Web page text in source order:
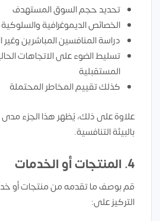
تحديد حجم السوق المستهدف
الخصائص الديموغرافية
دراسة المنافسين المباشرين وغير
تسليط الضوء على الاتجاهات
المستقبلية
كذلك تقييم المخاطر المحتملة
علاوة على ذلك، يُظهر هذا الجزء
بالبيئة التنافسية.
4. المنتجات أو الخدمات
قم بوصف ما تقدمه من منتجات أو
التركيز على: